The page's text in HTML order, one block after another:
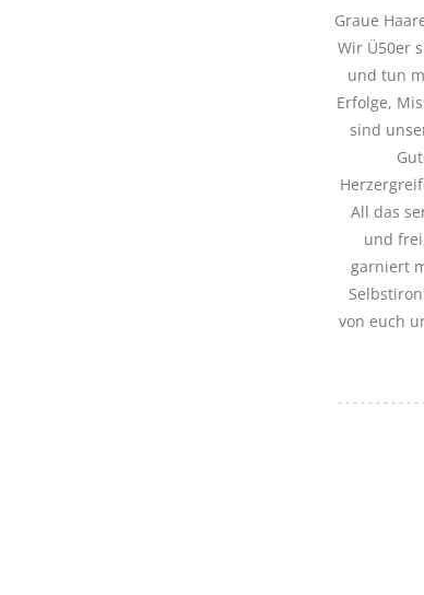
Graue
Wir Ü50er
und tun
Erfolge,
sind
All das
und
garniert
von euch